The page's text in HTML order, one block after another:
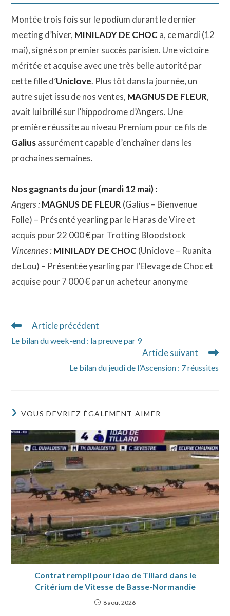
Montée trois fois sur le podium durant le dernier
meeting d’hiver, MINILADY DE CHOC a, ce mardi (12
mai), signé son premier succès parisien. Une victoire
méritée et acquise avec une très belle autorité par
cette fille d’Uniclove. Plus tôt dans la journée, un
autre sujet issu de nos ventes, MAGNUS DE FLEUR,
avait lui brillé sur l’hippodrome d’Angers. Une
première réussite au niveau Premium pour ce fils de
Galiusassurément capable d’enchaîner dans les
prochaines semaines.
Nos gagnants du jour (mardi 12 mai) :
Angers :MAGNUS DE FLEUR (Galius – Bienvenue
Folle) – Présenté yearling par le Haras de Vire et
acquis pour 22 000 € par Trotting Bloodstock
Vincennes :MINILADY DE CHOC (Uniclove – Ruanita
de Lou) – Présentée yearling par l’Elevage de Choc et
acquise pour 7 000 € par un acheteur anonyme
Read
articles
Article précédent
Le bilan du week-end : la preuve par 9
Article suivant
Le bilan du jeudi de l’Ascension : 7 réussites
VOUS DEVRIEZ ÉGALEMENT AIMER
Contrat rempli pour Idao de Tillard dans le
Critérium de Vitesse de Basse-Normandie
8 août 2026